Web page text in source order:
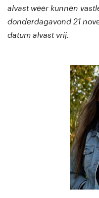
alvast weer kunnen
donderdagavond 21
datum alvast vrij.